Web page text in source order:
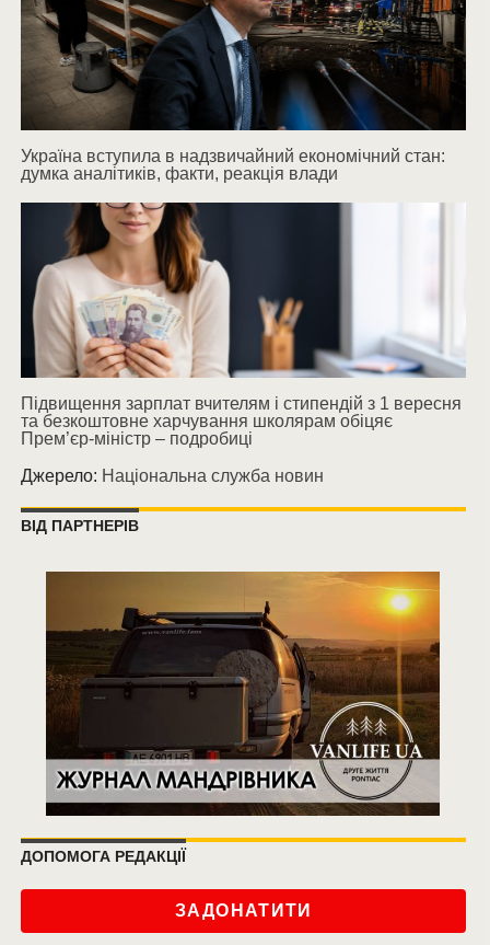
Україна вступила в надзвичайний економічний стан:
думка аналітиків, факти, реакція влади
Підвищення зарплат вчителям і стипендій з 1 вересня
та безкоштовне харчування школярам обіцяє
Прем’єр-міністр – подробиці
Джерело: Національна служба новин
ВІД ПАРТНЕРІВ
ДОПОМОГА РЕДАКЦІЇ
ЗАДОНАТИТИ